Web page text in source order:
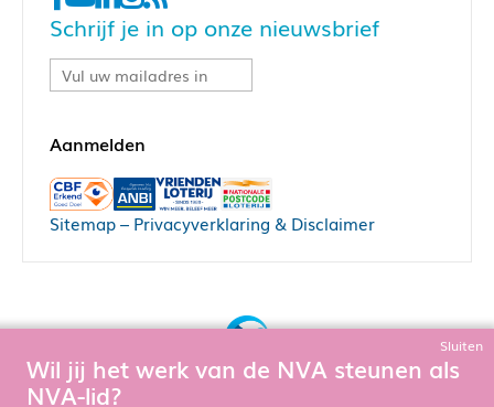
Schrijf je in op onze nieuwsbrief
Sitemap– Privacyverklaring & Disclaimer
Sluiten
Wil jij het werk van de NVA steunen als
NVA-lid?